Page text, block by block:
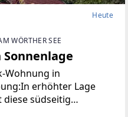
Heute
WÖRTHER SEE
Wohnung in
erhöhter Lage
diese südseitig